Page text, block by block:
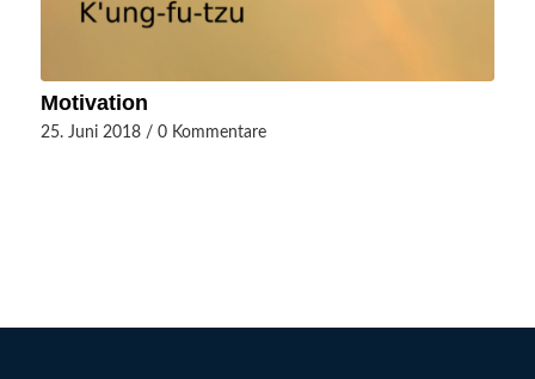
Motivation
25. Juni 2018 / 0 Kommentare